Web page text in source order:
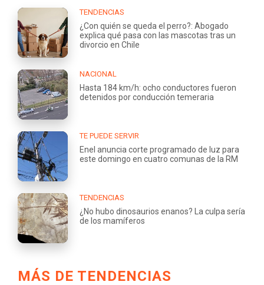
TENDENCIAS
¿Con quién se queda el perro?: Abogado
explica qué pasa con las mascotas tras un
divorcio en Chile
NACIONAL
Hasta 184 km/h: ocho conductores fueron
detenidos por conducción temeraria
TE PUEDE SERVIR
Enel anuncia corte programado de luz para
este domingo en cuatro comunas de la RM
TENDENCIAS
¿No hubo dinosaurios enanos? La culpa sería
de los mamíferos
MÁS DE TENDENCIAS